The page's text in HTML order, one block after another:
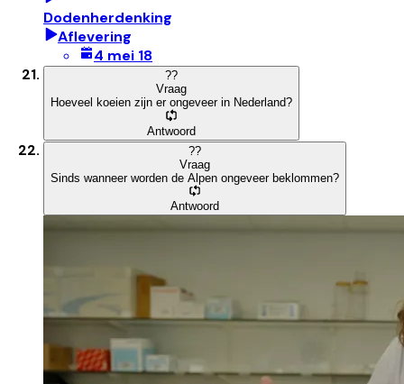
Dodenherdenking
Aflevering
4 mei 18
??
Vraag
Hoeveel koeien zijn er ongeveer in Nederland?
Antwoord
??
Vraag
Sinds wanneer worden de Alpen ongeveer beklommen?
Antwoord